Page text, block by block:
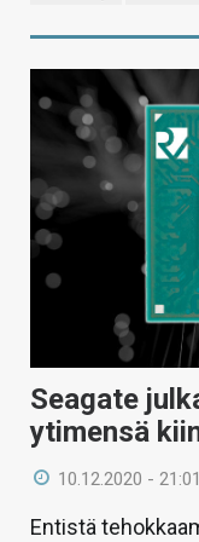
Seagate
ytimensä
10.12.2020 - 21:01
Entistä